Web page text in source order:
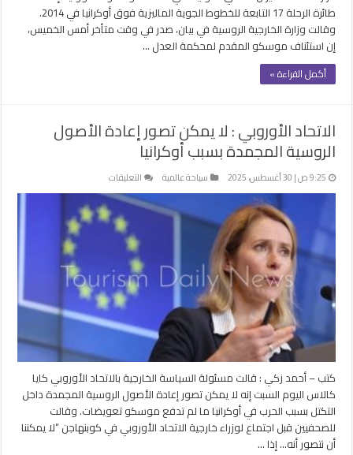
طائرة الرحلة 17 التابعة للخطوط الجوية الماليزية فوق أوكرانيا في 2014.
وقالت وزارة الخارجية الروسية في بيان، صدر في وقت متأخر أمس الخميس،
إن استئناف موسكو المقدم لمحكمة العدل …
أكمل القراءة »
الاتحاد الأوروبي : لا يمكن تصور إعادة الأصول
الروسية المجمدة بسبب أوكرانيا
9:25 ص | 30 أغسطس، 2025 سياحة عالمية التعليقات
الاتحاد
الأوروبي
:
تصور
إعادة
الأصول
الروسية
بسبب
أوكرانيا
مغلقة
كتب – أحمد زكي : قالت مسئولة السياسة الخارجية بالاتحاد الأوروبي كايا
كالاس اليوم السبت إنه لا يمكن تصور إعادة الأصول الروسية المجمدة داخل
التكتل بسبب الحرب في أوكرانيا ما لم تدفع موسكو تعويضات. وقالت
للصحفيين قبل اجتماع لوزراء خارجية الاتحاد الأوروبي في كوبنهاجن “لا يمكننا
أن نتصور أنه… إذا …